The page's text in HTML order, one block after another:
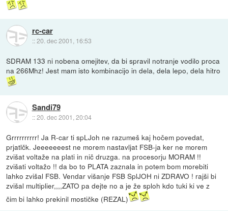
rc-car
::20. dec 2001, 16:53
SDRAM 133 ni nobena omejitev, da bi spravil notranje vodilo proca
na 266Mhz! Jest mam isto kombinacijo in dela, dela lepo, dela hitro
Sandi79
::20. dec 2001, 20:04
Grrrrrrrrrr! Ja R-car ti spLJoh ne razumeš kaj hočem povedat,
prjatlčk. Jeeeeeeest ne morem nastavljat FSB-ja ker ne morem
zvišat voltaže na plati in nič druzga. na procesorju MORAM !!
zvišati voltažo !! da bo to PLATA zaznala in potem bom morebiti
lahko zvišal FSB. Vendar višanje FSB SplJOH ni ZDRAVO ! rajši bi
zvišal multiplier,,,,ZATO pa dejte no a je že sploh kdo tuki ki ve z
čim bi lahko prekinil mostičke (REZAL)